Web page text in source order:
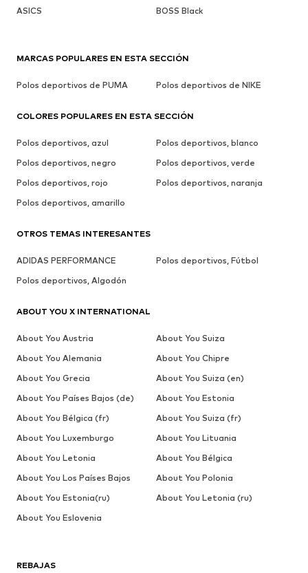
ASICS
BOSS Black
REBAJAS
MARCAS POPULARES EN ESTA SECCIÓN
Polos deportivos de PUMA Polos deportivos de NIKE
COLORES POPULARES EN ESTA SECCIÓN
Polos deportivos, azul
Polos deportivos, blanco
Polos deportivos, negro
Polos deportivos, verde
Polos deportivos, rojo
Polos deportivos, naranja
Polos deportivos, amarillo
OTROS TEMAS INTERESANTES
ADIDAS PERFORMANCE
Polos deportivos, Fútbol
Polos deportivos, Algodón
ABOUT YOU X INTERNATIONAL
About You Austria
About You Suiza
About You Alemania
About You Chipre
About You Grecia
About You Suiza (en)
About You Países Bajos (de)
About You Estonia
About You Bélgica (fr)
About You Suiza (fr)
About You Luxemburgo
About You Lituania
About You Letonia
About You Bélgica
About You Los Países Bajos
About You Polonia
About You Estonia(ru)
About You Letonia (ru)
About You Eslovenia